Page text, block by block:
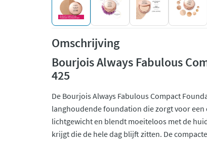
Omschrijving
Bourjois Always Fabulous
425
De Bourjois Always Fabulous Compact
langhoudende foundation die zorgt voor
lichtgewicht en blendt moeiteloos met de
krijgt die de hele dag blijft zitten. De